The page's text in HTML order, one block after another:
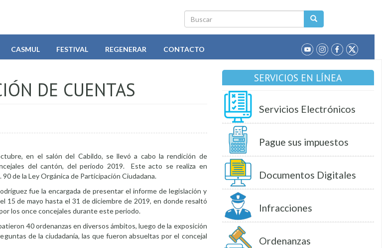
Buscar
CASMUL FESTIVAL REGENERAR CONTACTO
DE CUENTAS
en el salón del Cabildo, se llevó a cabo la rendición de
del cantón, del periodo 2019. Este acto se realiza en
de la Ley Orgánica de Participación Ciudadana.
fue la encargada de presentar el informe de legislación y
15 de mayo hasta el 31 de diciembre de 2019, en donde resaltó
los once concejales durante este periodo.
40 ordenanzas en diversos ámbitos, luego de la exposición
de la ciudadanía, las que fueron absueltas por el concejal
SERVICIOS EN LÍNEA
Servicios Electrónicos
Pague sus impuestos
Documentos Digitales
Infracciones
Ordenanzas